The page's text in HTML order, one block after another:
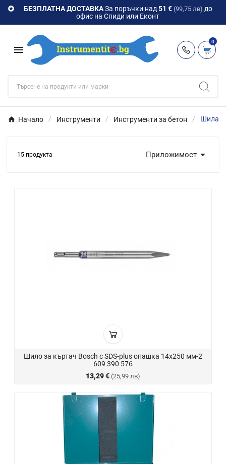
 БЕЗПЛАТНА ДОСТАВКАЗа поръчки над 51 € (99,75 лв) до
офис на Спиди или Еконт

0
Начало Инструменти Инструменти за бетон Шила
15 продукта Приложимост 
Шило за къртач Bosch с SDS-plus опашка 14х250 мм-2
609 390 576
13,29 € (25,99 лв)